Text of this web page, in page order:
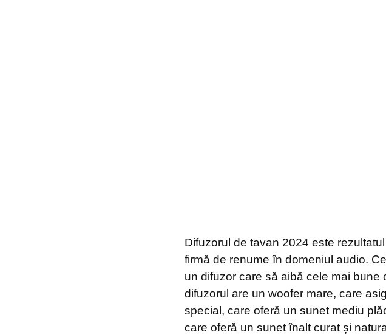
Difuzorul de tavan 2024 este
firmă de renume în domeniul audio.
un difuzor care să aibă cele mai
difuzorul are un woofer mare, care
special, care oferă un sunet mediu
care oferă un sunet înalt curat și